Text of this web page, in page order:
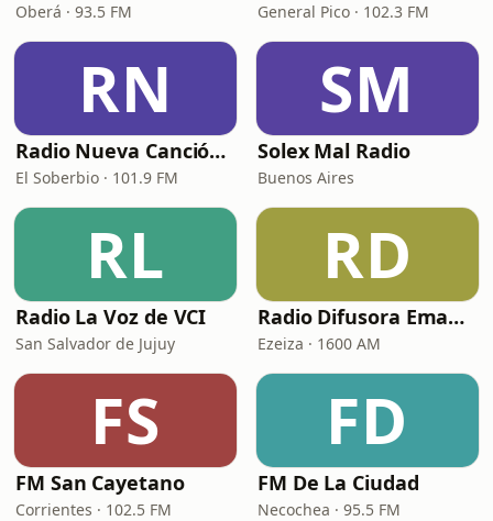
Oberá · 93.5 FM General Pico · 102.3 FM
RN
Radio Nueva Canción FM
El Soberbio · 101.9 FM
SM
Solex Mal Radio
Buenos Aires
RL
Radio La Voz de VCI
San Salvador de Jujuy
RD
Radio Difusora Emanuel
Ezeiza · 1600 AM
FS
FM San Cayetano
Corrientes · 102.5 FM
FD
FM De La Ciudad
Necochea · 95.5 FM